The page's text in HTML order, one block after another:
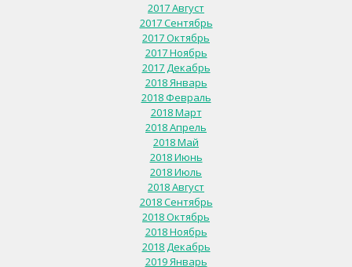
2017 Август
2017 Сентябрь
2017 Октябрь
2017 Ноябрь
2017 Декабрь
2018 Январь
2018 Февраль
2018 Март
2018 Апрель
2018 Май
2018 Июнь
2018 Июль
2018 Август
2018 Сентябрь
2018 Октябрь
2018 Ноябрь
2018 Декабрь
2019 Январь